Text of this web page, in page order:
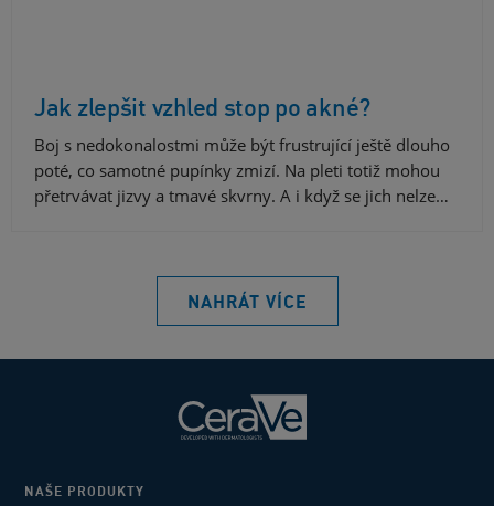
Jak zlepšit vzhled stop po akné?
Boj s nedokonalostmi může být frustrující ještě dlouho
poté, co samotné pupínky zmizí. Na pleti totiž mohou
přetrvávat jizvy a tmavé skvrny. A i když se jich nelze…
NAHRÁT VÍCE
NAŠE PRODUKTY